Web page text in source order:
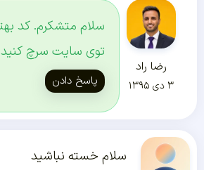
رضا راد
۳ دی ۱۳۹۵
توی سایت سرچ کنید
پاسخ دادن
سلام خسته نباشید